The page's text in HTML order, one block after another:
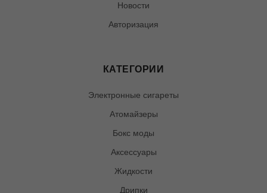
Новости
Авторизация
КАТЕГОРИИ
Электронные сигареты
Атомайзеры
Бокс моды
Аксессуары
Жидкости
Дрипки